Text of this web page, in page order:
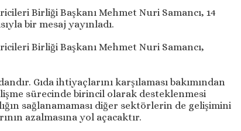
Birliği Başkanı Mehmet Nuri Samancı, 14
bir mesaj yayınladı.
Birliği Başkanı Mehmet Nuri Samancı,
Gıda ihtiyaçlarını karşılaması bakımından
sürecinde birincil olarak desteklenmesi
sağlanamaması diğer sektörlerin de gelişimini
azalmasına yol açacaktır.